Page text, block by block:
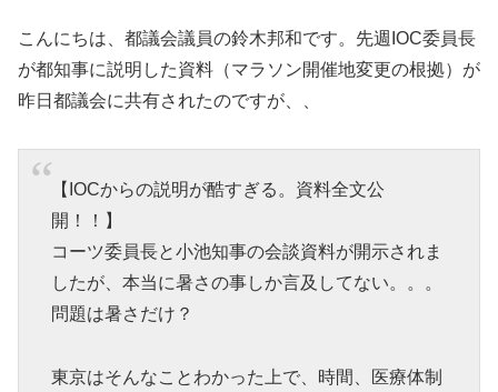
こんにちは、都議会議員の鈴木邦和です。先週IOC委員長
が都知事に説明した資料（マラソン開催地変更の根拠）が
昨日都議会に共有されたのですが、、
【IOCからの説明が酷すぎる。資料全文公
開！！】
コーツ委員長と小池知事の会談資料が開示されま
したが、本当に暑さの事しか言及してない。。。
問題は暑さだけ？
東京はそんなことわかった上で、時間、医療体制